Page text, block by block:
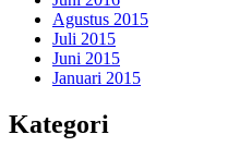
Agustus 2015
Juli 2015
Juni 2015
Januari 2015
Kategori